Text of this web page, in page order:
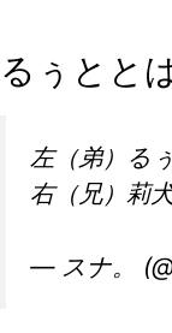
るぅとと
左（弟）る
右（兄）莉
— スナ。